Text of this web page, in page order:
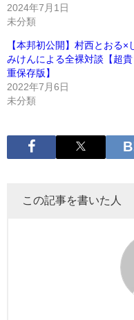
2024年7月1日
未分類
【本邦初公開】村西とおる×し
みけんによる全裸対談【超貴
重保存版】
2022年7月6日
未分類
この記事を書いた人